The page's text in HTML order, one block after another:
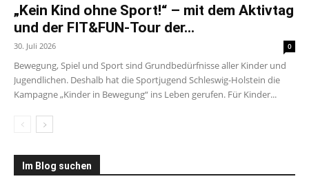
„Kein Kind ohne Sport!“ – mit dem Aktivtag
und der FIT&FUN-Tour der...
30. Juli 2026 0
Bewegung, Spiel und Sport sind Grundbedürfnisse aller Kinder und
Jugendlichen. Deshalb hat die Sportjugend Schleswig-Holstein die
Kampagne „Kinder in Bewegung“ ins Leben gerufen. Für Kinder...
Im Blog suchen